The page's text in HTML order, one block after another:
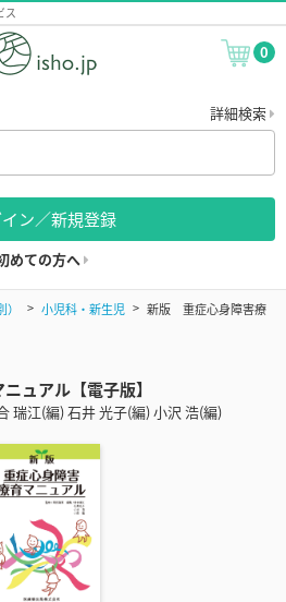
ス
0
詳細検索
ン／新規登録
めての方へ
小児科・新生児
新版 重症心身障害療
ュアル【電子版】
瑞江(編) 石井 光子(編) 小沢 浩(編)